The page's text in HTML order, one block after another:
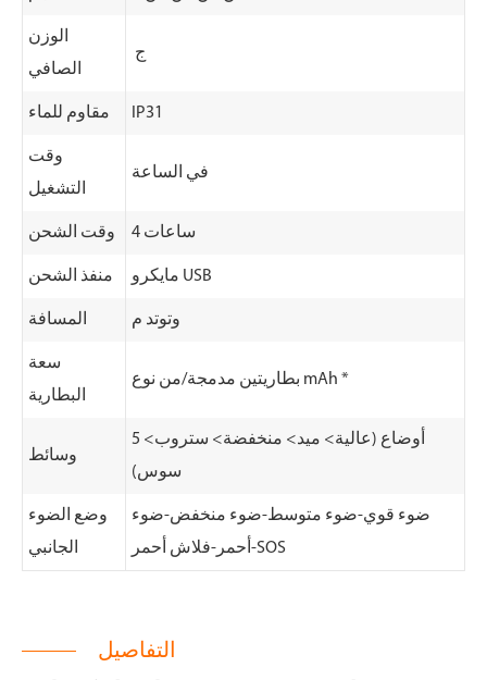
الوزن
الصافي
‬ ج
مقاوم للماء IP31
وقت
التشغيل
في الساعة
وقت الشحن 4 ساعات
منفذ الشحن مايكرو USB
المسافة وتوتد م
سعة
البطارية
بطاريتين مدمجة/من نوع mAh *
وسائط
5 أوضاع (عالية> ميد> منخفضة> ستروب>
سوس)
وضع الضوء
الجانبي
ضوء قوي-ضوء متوسط-ضوء منخفض-ضوء
أحمر-فلاش أحمر-SOS
التفاصيل